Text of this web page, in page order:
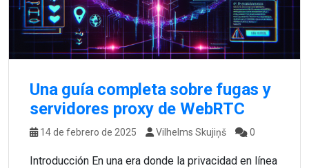
Una guía completa sobre fugas y
servidores proxy de WebRTC
14 de febrero de 2025 Vilhelms Skujiņš 0
Introducción En una era donde la privacidad en línea